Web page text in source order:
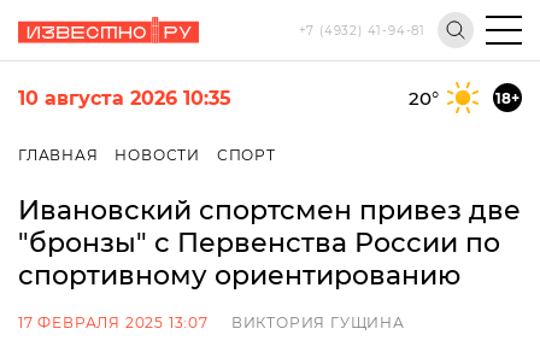
+7 (4932) 41-94-81
10 августа 2026 10:35 20° 18+
ГЛАВНАЯ НОВОСТИ СПОРТ
Ивановский спортсмен привез две
"бронзы" с Первенства России по
спортивному ориентированию
17 ФЕВРАЛЯ 2025 13:07 ВИКТОРИЯ ГУЩИНА